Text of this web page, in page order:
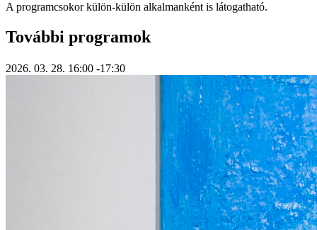
A programcsokor külön-külön alkalmanként is látogatható.
További programok
2026. 03. 28. 16:00 -17:30